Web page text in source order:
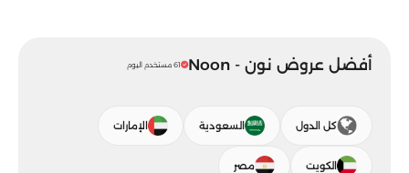
أفضل عروض نون - Noon 61 مستخدم اليوم
كل الدول السعودية الإمارات
الكويت مصر